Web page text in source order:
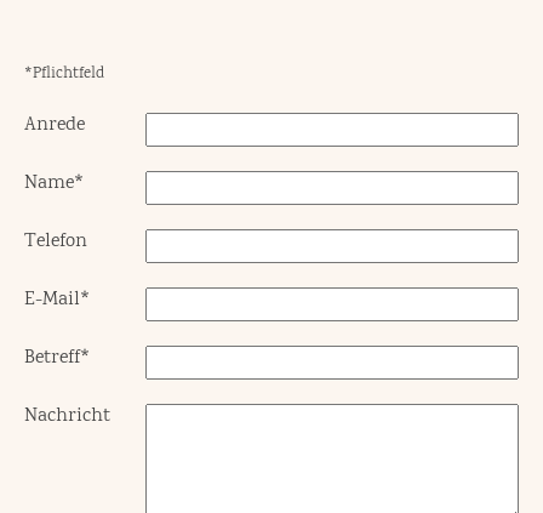
*Pflichtfeld
Anrede
Name*
Telefon
E-Mail*
Betreff*
Nachricht